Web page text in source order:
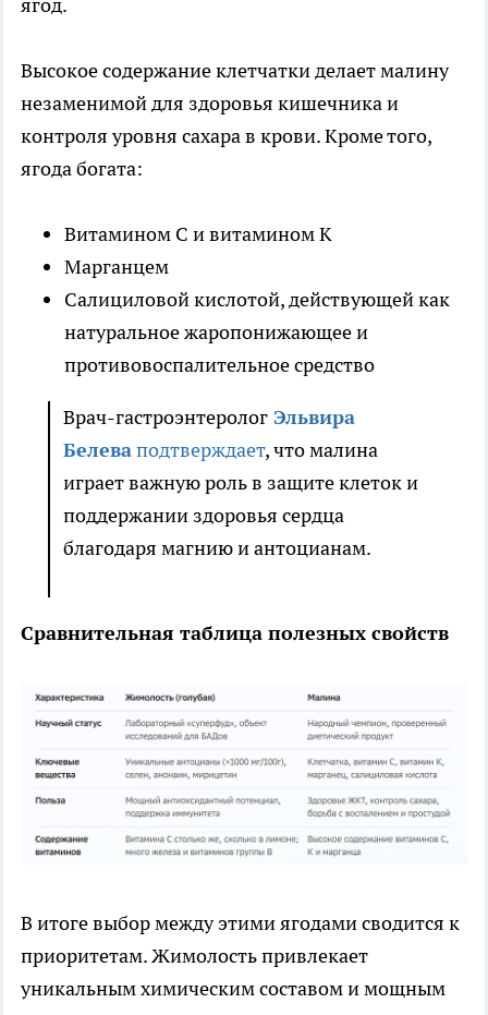
Высокое содержание клетчатки делает малину
незаменимой для здоровья кишечника и
контроля уровня сахара в крови. Кроме того,
ягода богата:
Витамином C и витамином K
Марганцем
Салициловой кислотой, действующей как
натуральное жаропонижающее и
противовоспалительное средство
Врач-гастроэнтеролог Эльвира
Белеваподтверждает, что малина
играет важную роль в защите клеток и
поддержании здоровья сердца
благодаря магнию и антоцианам.
Сравнительная таблица полезных свойств
В итоге выбор между этими ягодами сводится к
приоритетам. Жимолость привлекает
уникальным химическим составом и мощным